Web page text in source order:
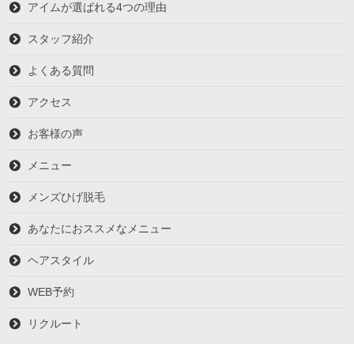
アイムが選ばれる4つの理由
スタッフ紹介
よくある質問
アクセス
お客様の声
メニュー
メンズひげ脱毛
あなたにおススメなメニュー
ヘアスタイル
WEB予約
リクルート